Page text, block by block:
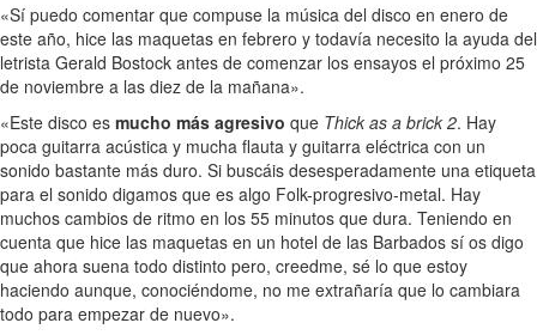
«Sí puedo comentar que compuse la música del disco en enero de
este año, hice las maquetas en febrero y todavía necesito la ayuda del
letrista Gerald Bostock antes de comenzar los ensayos el próximo 25
de noviembre a las diez de la mañana».
«Este disco es mucho más agresivo que Thick as a brick 2. Hay
poca guitarra acústica y mucha flauta y guitarra eléctrica con un
sonido bastante más duro. Si buscáis desesperadamente una etiqueta
para el sonido digamos que es algo Folk-progresivo-metal. Hay
muchos cambios de ritmo en los 55 minutos que dura. Teniendo en
cuenta que hice las maquetas en un hotel de las Barbados sí os digo
que ahora suena todo distinto pero, creedme, sé lo que estoy
haciendo aunque, conociéndome, no me extrañaría que lo cambiara
todo para empezar de nuevo».